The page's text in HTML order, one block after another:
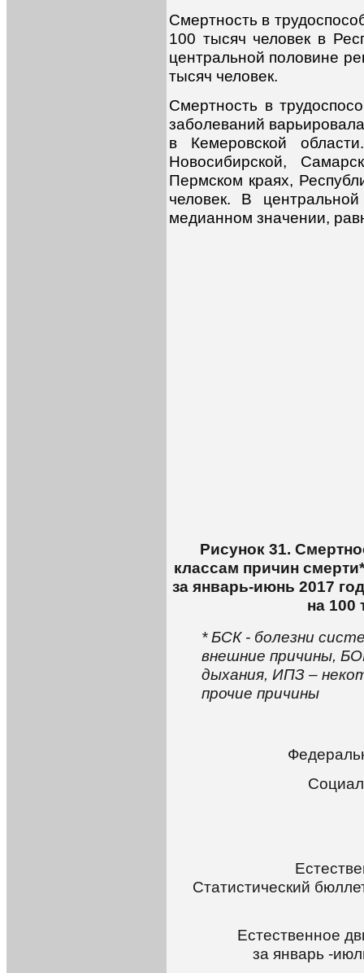
Смертность в
100 тысяч человек в
центральной половине
тысяч человек.
Смертность в
заболеваний
в Кемеровской
Новосибирской,
Пермском краях,
человек. В
медианном значении,
Рисунок 31.
классам причин
за январь-июнь 2017
на 100
* БСК - болезни
внешние причины,
дыхания, ИПЗ –
прочие причины
Статистический
Естественное
за январь -